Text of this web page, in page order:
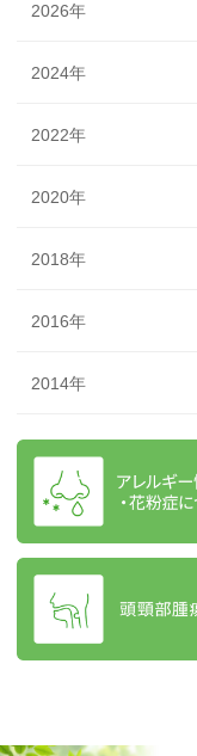
2026年
2024年
2022年
2020年
2018年
2016年
2014年